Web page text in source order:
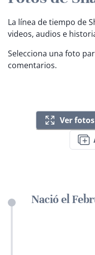
La línea de tiempo de
videos, audios e
Selecciona una foto
comentarios.
Ver
Nació el